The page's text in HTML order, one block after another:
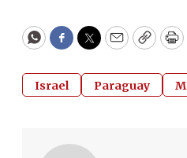
WhatsApp
Facebook
Twitter
EmailCopy
Israel Paraguay